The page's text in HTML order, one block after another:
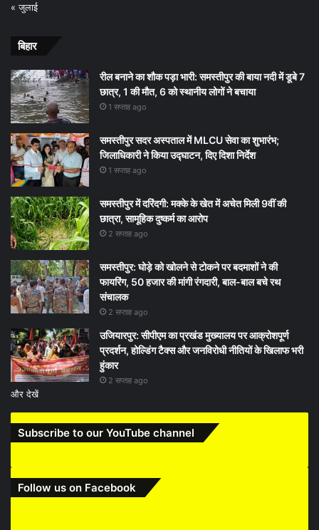
« जुलाई
बिहार
रील बनाने का शौक पड़ा भारी: समस्तीपुर की बाया नदी में डूबे 7
छात्र, 1 की मौत, 6 को स्थानीय लोगों ने बचाया
1 सप्ताह ago
समस्तीपुर सदर अस्पताल में MLCU सेवा का शुभारंभ;
जिलाधिकारी ने किया उद्घाटन, दिए दिशा निर्देश
1 सप्ताह ago
समस्तीपुर में दरिंदगी: मक्के के खेत में अचेत मिली 9वीं की
छात्रा, सामूहिक दुष्कर्म का आरोप
2 सप्ताह ago
समस्तीपुर: घोड़े को खोलने से टोकने पर बदमाशों ने की
फायरिंग, 50 हजार की मांगी रंगदारी, बाल-बाल बचे रथ
संचालक
2 सप्ताह ago
उजियारपुर: सीपीएम का प्रखंड मुख्यालय पर आक्रोशपूर्ण
प्रदर्शन, होल्डिंग टैक्स और जनविरोधी नीतियों के खिलाफ भरी
हुंकार
2 सप्ताह ago
और देखें
Subscribe to our YouTube channel
Follow us on Facebook